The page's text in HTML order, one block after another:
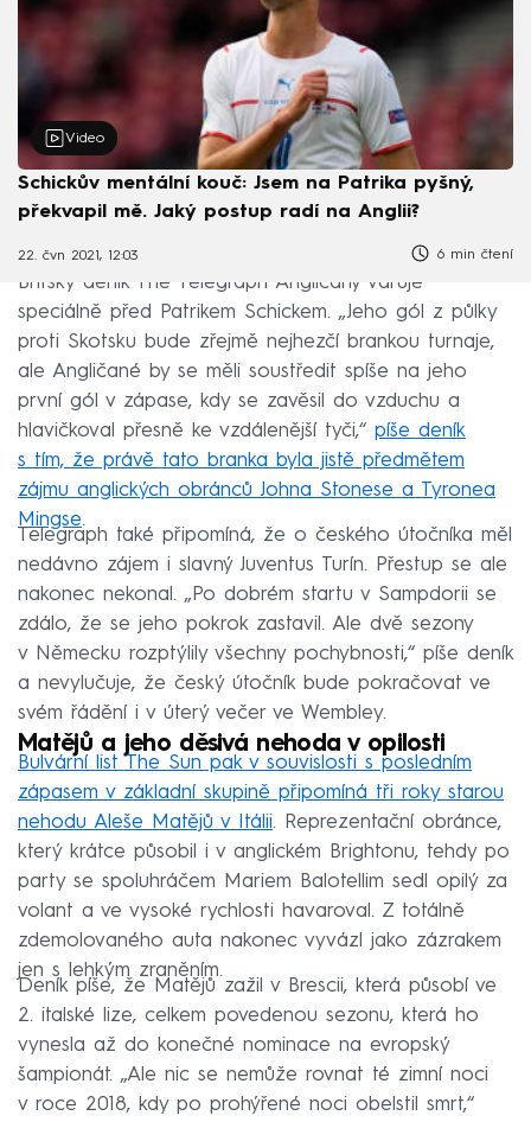
Video
Schickův mentální kouč: Jsem na Patrika pyšný,
překvapil mě. Jaký postup radí na Anglii?
22. čvn 2021, 12:03 6 min čtení
Britský deník The Telegraph Angličany varuje
speciálně před Patrikem Schickem. „Jeho gól z půlky
proti Skotsku bude zřejmě nejhezčí brankou turnaje,
ale Angličané by se měli soustředit spíše na jeho
první gól v zápase, kdy se zavěsil do vzduchu a
hlavičkoval přesně ke vzdálenější tyči,“ píše deník
s tím, že právě tato branka byla jistě předmětem
zájmu anglických obránců Johna Stonese a Tyronea
Mingse.
Telegraph také připomíná, že o českého útočníka měl
nedávno zájem i slavný Juventus Turín. Přestup se ale
nakonec nekonal. „Po dobrém startu v Sampdorii se
zdálo, že se jeho pokrok zastavil. Ale dvě sezony
v Německu rozptýlily všechny pochybnosti,“ píše deník
a nevylučuje, že český útočník bude pokračovat ve
svém řádění i v úterý večer ve Wembley.
Matějů a jeho děsivá nehoda v opilosti
Bulvární list The Sun pak v souvislosti s posledním
zápasem v základní skupině připomíná tři roky starou
nehodu Aleše Matějů v Itálii. Reprezentační obránce,
který krátce působil i v anglickém Brightonu, tehdy po
party se spoluhráčem Mariem Balotellim sedl opilý za
volant a ve vysoké rychlosti havaroval. Z totálně
zdemolovaného auta nakonec vyvázl jako zázrakem
jen s lehkým zraněním.
Deník píše, že Matějů zažil v Brescii, která působí ve
2. italské lize, celkem povedenou sezonu, která ho
vynesla až do konečné nominace na evropský
šampionát. „Ale nic se nemůže rovnat té zimní noci
v roce 2018, kdy po prohýřené noci obelstil smrt,“